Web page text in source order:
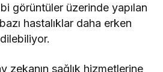
görüntüler üzerinde yapılan
hastalıklar daha erken
zekanın sağlık hizmetlerine